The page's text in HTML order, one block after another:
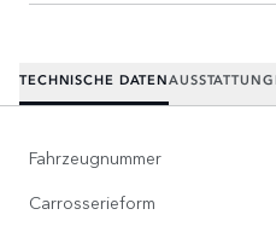
TECHNISCHE DATENAUSSTATTUNG
Fahrzeugnummer
Carrosserieform